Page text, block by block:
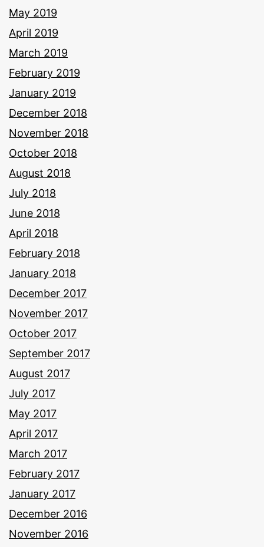
May 2019
April 2019
March 2019
February 2019
January 2019
December 2018
November 2018
October 2018
August 2018
July 2018
June 2018
April 2018
February 2018
January 2018
December 2017
November 2017
October 2017
September 2017
August 2017
July 2017
May 2017
April 2017
March 2017
February 2017
January 2017
December 2016
November 2016